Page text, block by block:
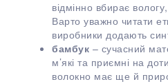
відмінно вбирає
Варто уважно читати
виробники додають
бамбук – сучасний
м’які та приємні на
волокно має ще й